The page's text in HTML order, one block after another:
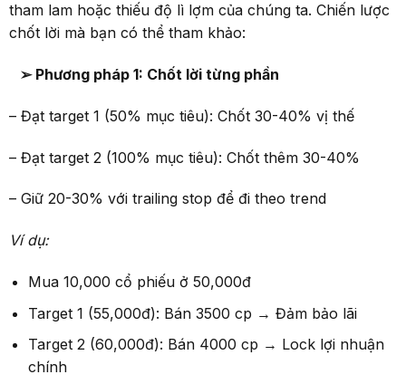
tham lam hoặc thiếu độ lì lợm của chúng ta. Chiến lược
chốt lời mà bạn có thể tham khảo:
➢ Phương pháp 1: Chốt lời từng phần
– Đạt target 1 (50% mục tiêu): Chốt 30-40% vị thế
– Đạt target 2 (100% mục tiêu): Chốt thêm 30-40%
– Giữ 20-30% với trailing stop để đi theo trend
Ví dụ:
Mua 10,000 cổ phiếu ở 50,000đ
Target 1 (55,000đ): Bán 3500 cp → Đảm bảo lãi
Target 2 (60,000đ): Bán 4000 cp → Lock lợi nhuận
chính